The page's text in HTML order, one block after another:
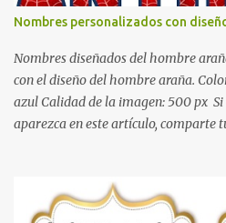
de calidez. Los colores terra son
dormitorio nos brinda esa
color gris es un color muy relajante
de colo...
Nombres personalizados con
Nombres diseñados del hombre
con el diseño del hombre araña.
azul Calidad de la imagen: 500 px
aparezca en este artículo, comparte
decorar el dormitorio con pósters
boxeo Ideas para decoraciones de